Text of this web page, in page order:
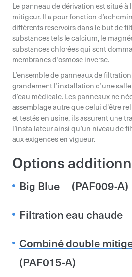
Le panneau de dérivation est situé à
mitigeur. Il a pour fonction
différents réservoirs dans le but de
substances tels le calcium, le
substances chlorées qui sont
membranes d’osmose inverse.
L’ensemble de panneaux de
grandement l’installation d’une
d’eau médicale. Les panneaux ne
assemblage autre que celui d'être
et testés en usine, ils assurent une
l’installateur ainsi qu’un niveau de
aux exigences en vigueur.
Options
Big Blue
(PAF009-A)
Filtration eau chaude
Combiné double
(PAF015-A)
Courriel*
Organisation*
Nom*
Téléphone
Courriel*
Organisation*
Nom*
Téléphone
Spécification
Envoyer la demande
Courriel*
Organisation*
Nom*
Téléphone